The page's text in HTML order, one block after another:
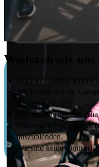
Wodurch wir uns
Bei jeder Station gibt es
Wir treffen auf die
austauschen.
Wir wollen für echte
Wir zeigen Ihnen das
auszublenden.
Wir sind keine